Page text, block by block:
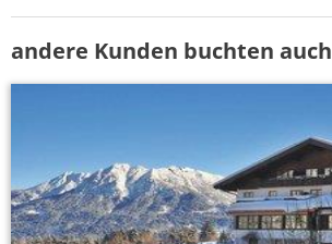
andere Kunden buchten auch